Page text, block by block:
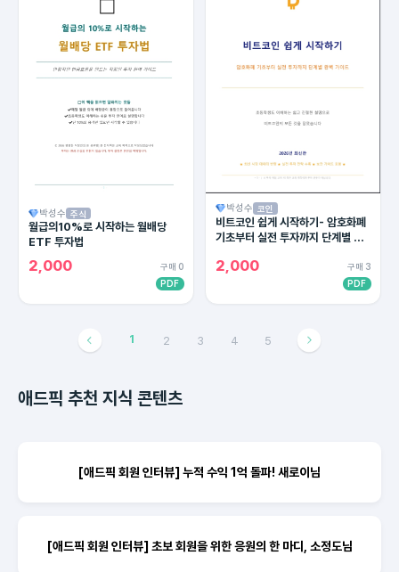
박성수 주식
월급의10%로 시작하는 월배당
ETF 투자법
2,000
구매 0
PDF
박성수 코인
비트코인 쉽게 시작하기- 암호화폐
기초부터 실전 투자까지 단계별 완
2,000
구매 3
PDF
1 2 3 4 5
애드픽 추천 지식 콘텐츠
[애드픽 회원 인터뷰] 누적 수익 1억 돌파! 새로이님
[애드픽 회원 인터뷰] 초보 회원을 위한 응원의 한 마디, 소정도님